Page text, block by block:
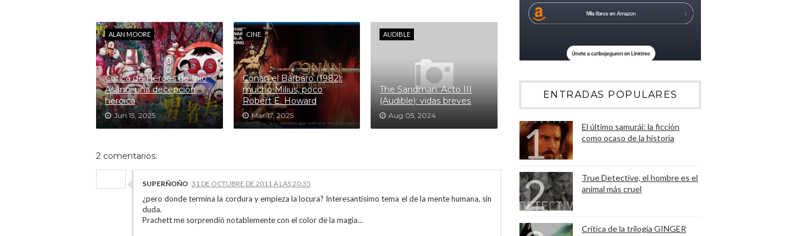
ALAN MOORE
Crítica de Héroes de Inio
Asano: una decepción
heroica
Jun 15, 2025
CINE
Conan el Bárbaro (1982):
mucho Milius, poco
Robert E. Howard
Mar 17, 2025
AUDIBLE
The Sandman. Acto III
(Audible): vidas breves
Aug 05, 2024
2 comentarios:
SUPERÑOÑO 31 DE OCTUBRE DE 2011 A LAS 20:35
¿pero donde termina la cordura y empieza la locura? Interesantísimo tema el de la mente humana, sin
duda.
Prachett me sorprendió notablemente con el color de la magia...
ENTRADAS POPULARES
El último samurái: la ficción
como ocaso de la historia
True Detective, el hombre es el
animal más cruel
Crítica de la trilogía GINGER